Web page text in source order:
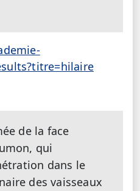
de la face
qui
dans le
des vaisseaux